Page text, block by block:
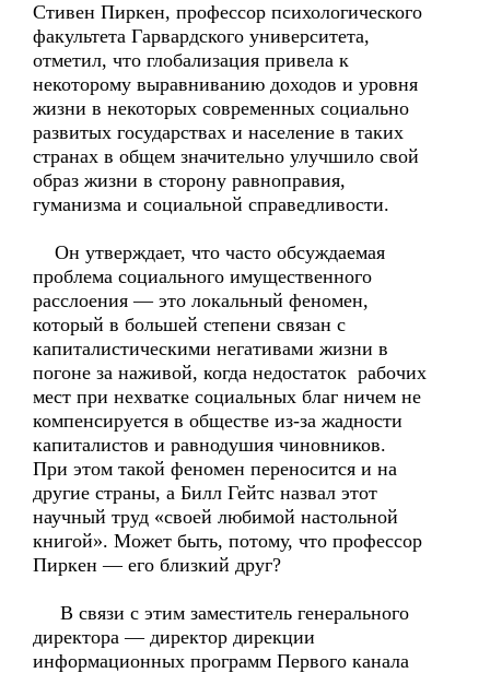
Стивен Пиркен, профессор психологического
факультета Гарвардского университета,
отметил, что глобализация привела к
некоторому выравниванию доходов и уровня
жизни в некоторых современных социально
развитых государствах и население в таких
странах в общем значительно улучшило свой
образ жизни в сторону равноправия,
гуманизма и социальной справедливости.
Он утверждает, что часто обсуждаемая
проблема социального имущественного
расслоения — это локальный феномен,
который в большей степени связан с
капиталистическими негативами жизни в
погоне за наживой, когда недостаток рабочих
мест при нехватке социальных благ ничем не
компенсируется в обществе из-за жадности
капиталистов и равнодушия чиновников.
При этом такой феномен переносится и на
другие страны, а Билл Гейтс назвал этот
научный труд «своей любимой настольной
книгой». Может быть, потому, что профессор
Пиркен — его близкий друг?
В связи с этим заместитель генерального
директора — директор дирекции
информационных программ Первого канала